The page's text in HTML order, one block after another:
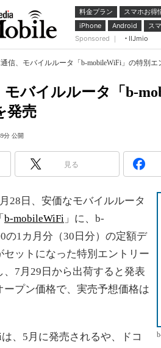
料金プラン スマホお得
iPhone
Android ス
Sponsored ｜
IIJmio
通信、モバイルルータ「b-mobileWiFi」の特別
モバイルルータ「b-
発売
分 公開
見る
28日、安価なモバイルルータ
b-mobileWiFi 」に、b-
の1カ月分（30日分）の定額デ
セットになった特別エントリー
、7月29日から出荷すると発表
ープン価格で、実売予想価格は
、5月に発売されるや、ドコ